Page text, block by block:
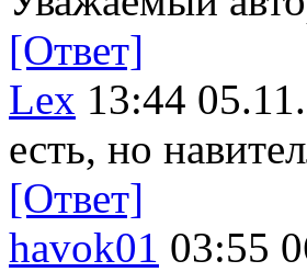
[Ответ]
Lex 13:44
есть, но
[Ответ]
havok01 03:55